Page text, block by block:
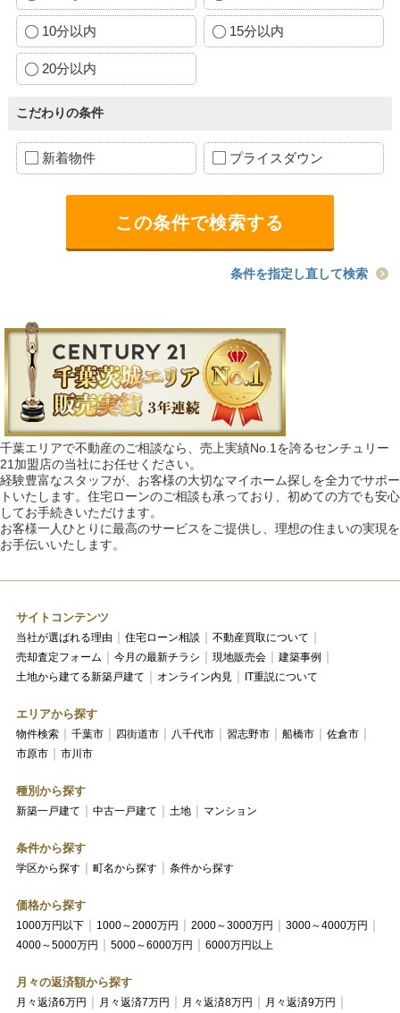
10分以内 15分以内
20分以内
こだわりの条件
新着物件 プライスダウン
条件を指定し直して検索
千葉エリアで不動産のご相談なら、売上実績No.1を誇るセンチュリー
21加盟店の当社にお任せください。
経験豊富なスタッフが、お客様の大切なマイホーム探しを全力でサポー
トいたします。住宅ローンのご相談も承っており、初めての方でも安心
してお手続きいただけます。
お客様一人ひとりに最高のサービスをご提供し、理想の住まいの実現を
お手伝いいたします。
サイトコンテンツ
当社が選ばれる理由 住宅ローン相談
不動産買取について
売却査定フォーム
今月の最新チラシ 現地販売会
建築事例
土地から建てる新築戸建て
オンライン内見 IT重説について
エリアから探す
物件検索 千葉市 四街道市 八千代市 習志野市 船橋市
佐倉市
市原市
市川市
種別から探す
新築一戸建て 中古一戸建て 土地 マンション
条件から探す
学区から探す 町名から探す 条件から探す
価格から探す
1000万円以下 1000～2000万円 2000～3000万円
3000～4000万円
4000～5000万円
5000～6000万円 6000万円以上
月々の返済額から探す
月々返済6万円 月々返済7万円 月々返済8万円
月々返済9万円